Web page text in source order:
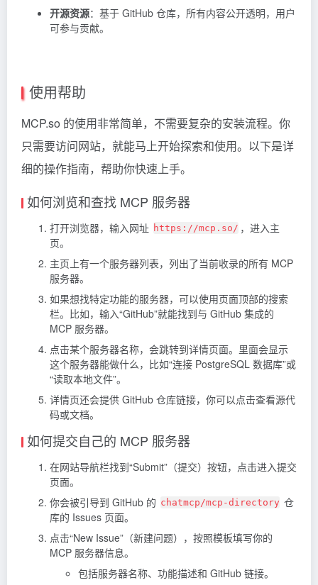
开源资源：基于 GitHub 仓库，所有内容公开透明，用户
可参与贡献。
使用帮助
MCP.so 的使用非常简单，不需要复杂的安装流程。你
只需要访问网站，就能马上开始探索和使用。以下是详
细的操作指南，帮助你快速上手。
如何浏览和查找 MCP 服务器
打开浏览器，输入网址 https://mcp.so/ ，进入主
页。
主页上有一个服务器列表，列出了当前收录的所有 MCP
服务器。
如果想找特定功能的服务器，可以使用页面顶部的搜索
栏。比如，输入“GitHub”就能找到与 GitHub 集成的
MCP 服务器。
点击某个服务器名称，会跳转到详情页面。里面会显示
这个服务器能做什么，比如“连接 PostgreSQL 数据库”或
“读取本地文件”。
详情页还会提供 GitHub 仓库链接，你可以点击查看源代
码或文档。
如何提交自己的 MCP 服务器
在网站导航栏找到“Submit”（提交）按钮，点击进入提交
页面。
你会被引导到 GitHub 的 chatmcp/mcp-directory 仓
库的 Issues 页面。
点击“New Issue”（新建问题），按照模板填写你的
MCP 服务器信息。
包括服务器名称、功能描述和 GitHub 链接。